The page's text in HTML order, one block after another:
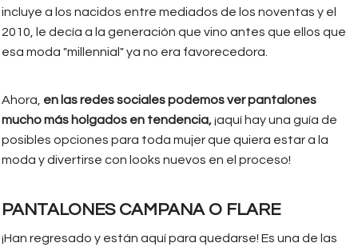
incluye a los nacidos entre mediados de los noventas y el
2010, le decía a la generación que vino antes que ellos que
esa moda "millennial" ya no era favorecedora.
Ahora, en las redes sociales podemos ver pantalones
mucho más holgados en tendencia,¡aquí hay una guía de
posibles opciones para toda mujer que quiera estar a la
moda y divertirse con looks nuevos en el proceso!
PANTALONES CAMPANA O FLARE
¡Han regresado y están aquí para quedarse! Es una de las